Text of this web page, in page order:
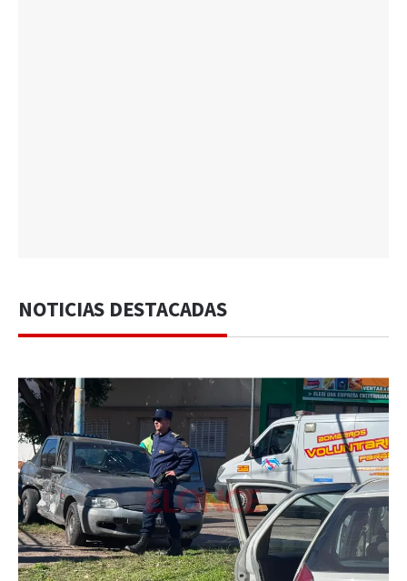
NOTICIAS DESTACADAS